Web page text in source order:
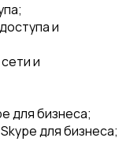
и
и
для бизнеса;
для бизнеса;